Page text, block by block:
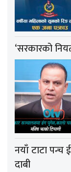
‘सरकारको
नयाँ टाटा पन्च
दाबी